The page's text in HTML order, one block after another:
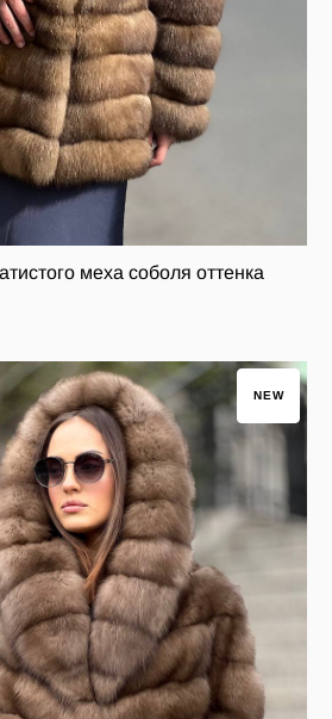
меха соболя оттенка
NEW